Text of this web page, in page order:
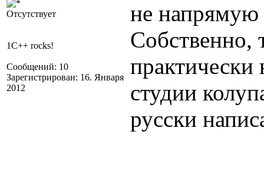
Отсутствует
1C++ rocks!
Сообщений: 10
Зарегистрирован: 16. Января
2012
не напрямую
Собственно,
студии
русски